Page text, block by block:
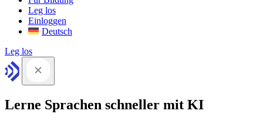
Leg los
Einloggen
Deutsch
Leg los
Lerne Sprachen schneller mit KI